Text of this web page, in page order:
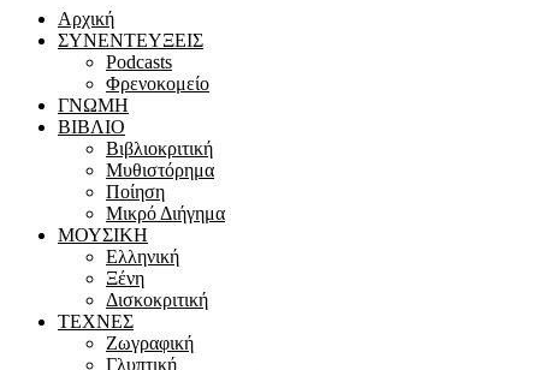
Αρχική
ΣΥΝΕΝΤΕΥΞΕΙΣ
Podcasts
Φρενοκομείο
ΓΝΩΜΗ
ΒΙΒΛΙΟ
Βιβλιοκριτική
Μυθιστόρημα
Ποίηση
Μικρό Διήγημα
ΜΟΥΣΙΚΗ
Ελληνική
Ξένη
Δισκοκριτική
ΤΕΧΝΕΣ
Ζωγραφική
Γλυπτική